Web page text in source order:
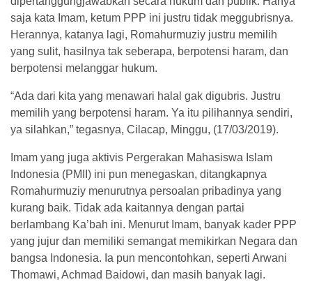
saja kata Imam, ketum PPP ini justru tidak meggubrisnya.
Herannya, katanya lagi, Romahurmuziy justru memilih
yang sulit, hasilnya tak seberapa, berpotensi haram, dan
berpotensi melanggar hukum.
“Ada dari kita yang menawari halal gak digubris. Justru
memilih yang berpotensi haram. Ya itu pilihannya sendiri,
ya silahkan,” tegasnya, Cilacap, Minggu, (17/03/2019).
Imam yang juga aktivis Pergerakan Mahasiswa Islam
Indonesia (PMII) ini pun menegaskan, ditangkapnya
Romahurmuziy menurutnya persoalan pribadinya yang
kurang baik. Tidak ada kaitannya dengan partai
berlambang Ka’bah ini. Menurut Imam, banyak kader PPP
yang jujur dan memiliki semangat memikirkan Negara dan
bangsa Indonesia. Ia pun mencontohkan, seperti Arwani
Thomawi, Achmad Baidowi, dan masih banyak lagi.